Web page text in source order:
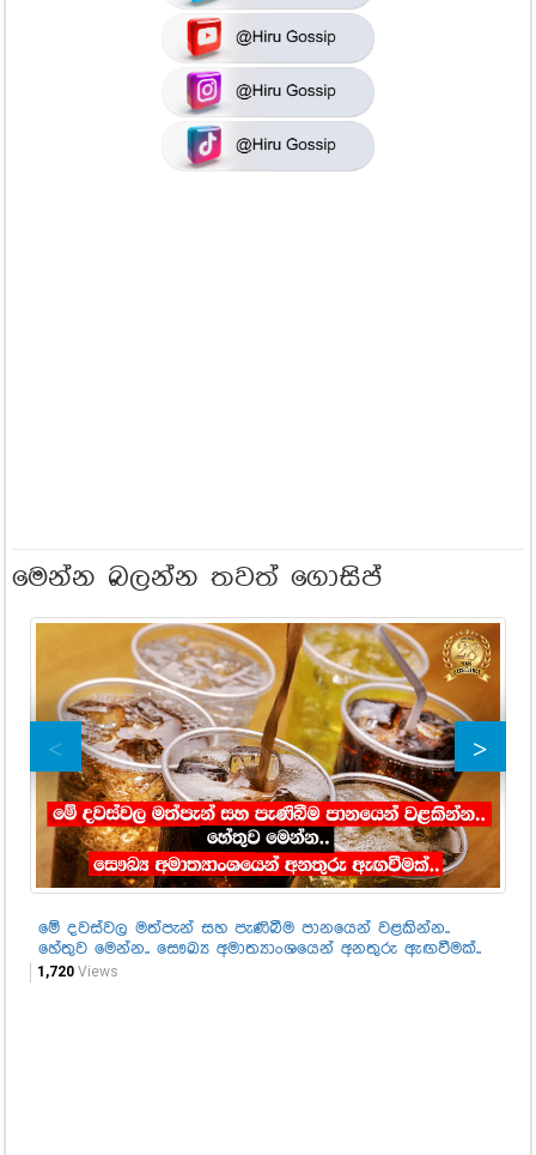
මෙන්න බලන්න තවත් ගොසිප්
මේ දවස්වල මත්පැන් සහ පැණිබීම පානයෙන් වළකින්න..
හේතුව මෙන්න.. සෞඛ්‍ය අමාත්‍යාංශයෙන් අනතුරු ඇඟවීමක්..
1,720 Views